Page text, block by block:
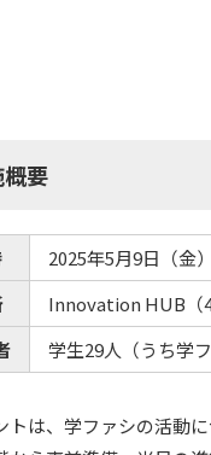
要
2025年5月9日（金
Innovation HUB（4
学生29人（うち学フ
トは、学ファシの活動